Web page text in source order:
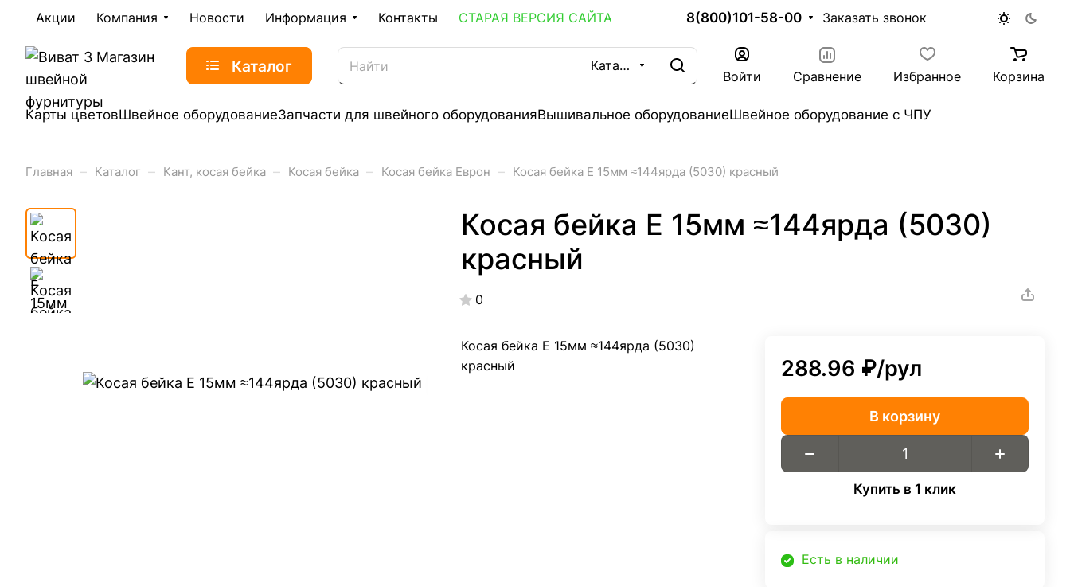
Акции Компания Новости Информация Контакты СТАРАЯ ВЕРСИЯ САЙТА 8(800)101-58-00 Заказать звонок
Каталог Каталог
Войти Сравнение Избранное Корзина
Карты цветовШвейное оборудованиеЗапчасти для швейного оборудованияВышивальное оборудованиеШвейное оборудование с ЧПУ
Главная – Каталог – Кант, косая бейка – Косая бейка – Косая бейка Еврон – Косая бейка Е 15мм ≈144ярда (5030) красный
Косая бейка Е 15мм ≈144ярда (5030)
красный
0
Косая бейка Е 15мм ≈144ярда (5030)
красный
288.96 ₽/рул
В корзину
Купить в 1 клик
Есть в наличии